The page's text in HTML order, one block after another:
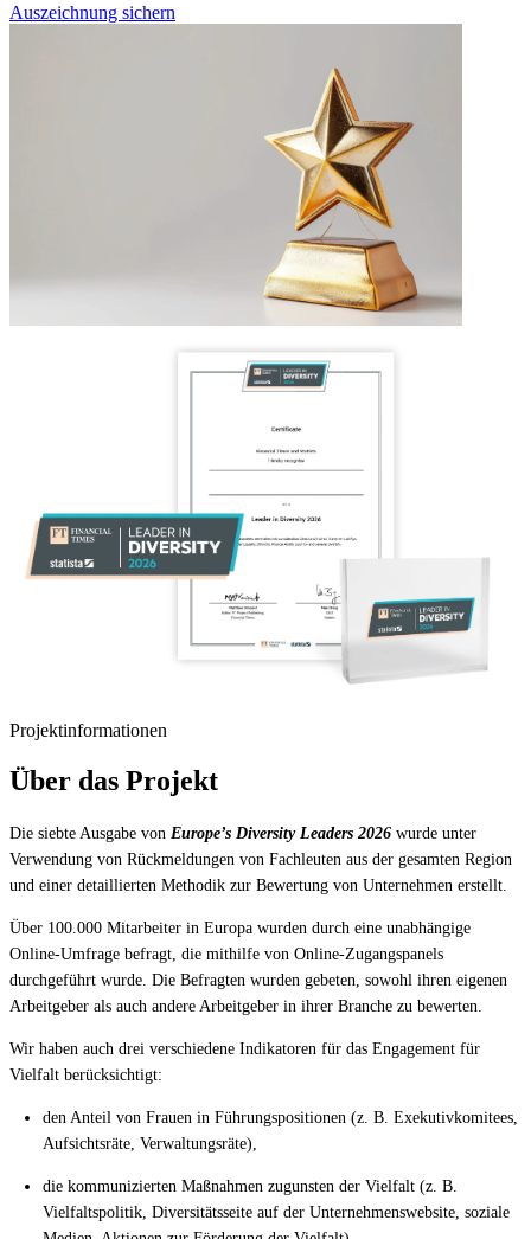
Auszeichnung sichern
Projektinformationen
Über das Projekt
Die siebte Ausgabe von Europe’s Diversity Leaders 2026 wurde unter
Verwendung von Rückmeldungen von Fachleuten aus der gesamten Region
und einer detaillierten Methodik zur Bewertung von Unternehmen erstellt.
Über 100.000 Mitarbeiter in Europa wurden durch eine unabhängige
Online-Umfrage befragt, die mithilfe von Online-Zugangspanels
durchgeführt wurde. Die Befragten wurden gebeten, sowohl ihren eigenen
Arbeitgeber als auch andere Arbeitgeber in ihrer Branche zu bewerten.
Wir haben auch drei verschiedene Indikatoren für das Engagement für
Vielfalt berücksichtigt:
den Anteil von Frauen in Führungspositionen (z. B. Exekutivkomitees,
Aufsichtsräte, Verwaltungsräte),
die kommunizierten Maßnahmen zugunsten der Vielfalt (z. B.
Vielfaltspolitik, Diversitätsseite auf der Unternehmenswebsite, soziale